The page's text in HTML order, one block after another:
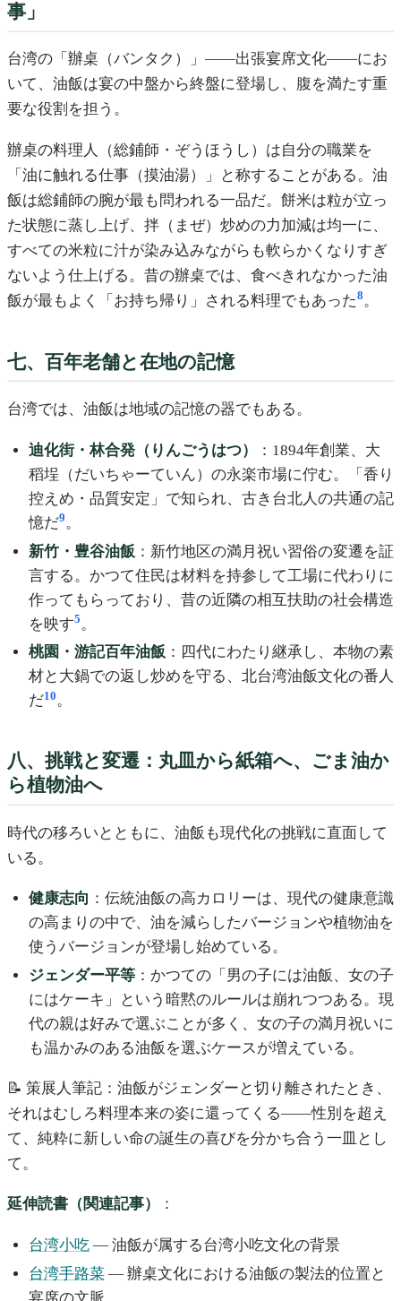
事」
台湾の「辦桌（バンタク）」——出張宴席文化——にお
いて、油飯は宴の中盤から終盤に登場し、腹を満たす重
要な役割を担う。
辦桌の料理人（総鋪師・ぞうほうし）は自分の職業を
「油に触れる仕事（摸油湯）」と称することがある。油
飯は総鋪師の腕が最も問われる一品だ。餅米は粒が立っ
た状態に蒸し上げ、拌（まぜ）炒めの力加減は均一に、
すべての米粒に汁が染み込みながらも軟らかくなりすぎ
ないよう仕上げる。昔の辦桌では、食べきれなかった油
飯が最もよく「お持ち帰り」される料理でもあった8。
七、百年老舗と在地の記憶
台湾では、油飯は地域の記憶の器でもある。
迪化街・林合発（りんごうはつ）
：1894年創業、大
稻埕（だいちゃーていん）の永楽市場に佇む。「香り
控えめ・品質安定」で知られ、古き台北人の共通の記
憶だ9。
新竹・豊谷油飯 ：新竹地区の満月祝い習俗の変遷を証
言する。かつて住民は材料を持参して工場に代わりに
作ってもらっており、昔の近隣の相互扶助の社会構造
を映す5 。
桃園・游記百年油飯 ：四代にわたり継承し、本物の素
材と大鍋での返し炒めを守る、北台湾油飯文化の番人
だ10。
八、挑戦と変遷：丸皿から紙箱へ、ごま油か
ら植物油へ
時代の移ろいとともに、油飯も現代化の挑戦に直面して
いる。
健康志向 ：伝統油飯の高カロリーは、現代の健康意識
の高まりの中で、油を減らしたバージョンや植物油を
使うバージョンが登場し始めている。
ジェンダー平等 ：かつての「男の子には油飯、女の子
にはケーキ」という暗黙のルールは崩れつつある。現
代の親は好みで選ぶことが多く、女の子の満月祝いに
も温かみのある油飯を選ぶケースが増えている。
📝 策展人筆記：油飯がジェンダーと切り離されたとき、
それはむしろ料理本来の姿に還ってくる——性別を超え
て、純粋に新しい命の誕生の喜びを分かち合う一皿とし
て。
延伸読書（関連記事） ：
台湾小吃 — 油飯が属する台湾小吃文化の背景
台湾手路菜 — 辦桌文化における油飯の製法的位置と
宴席の文脈